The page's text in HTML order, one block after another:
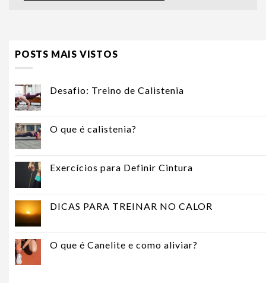
POSTS MAIS VISTOS
Desafio: Treino de Calistenia
O que é calistenia?
Exercícios para Definir Cintura
DICAS PARA TREINAR NO CALOR
O que é Canelite e como aliviar?